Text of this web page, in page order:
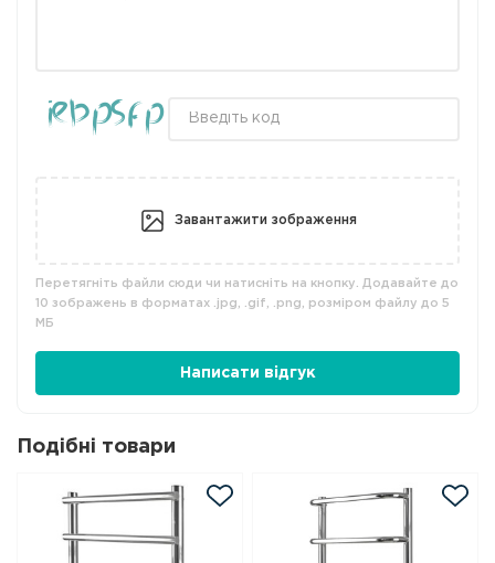
Завантажити зображення
Перетягніть файли сюди чи натисніть на кнопку. Додавайте до
10 зображень в форматах .jpg, .gif, .png, розміром файлу до 5
МБ
Написати відгук
Подібні товари